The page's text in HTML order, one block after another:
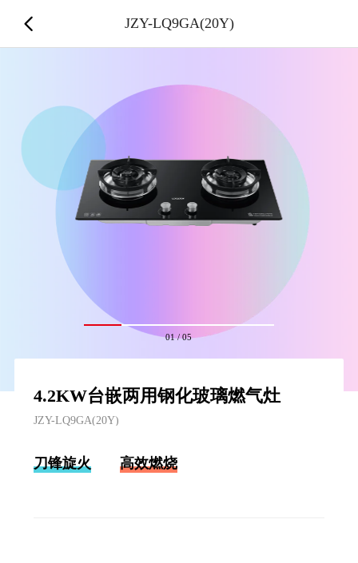
01/05
4.2KW台嵌两用钢化玻璃燃气灶
JZY-LQ9GA(20Y)
刀锋旋火 高效燃烧
JZY-LQ9GA(20Y)